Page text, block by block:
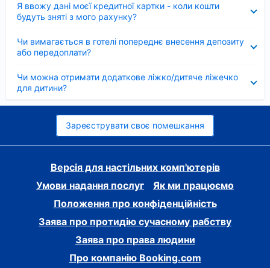
Я ввожу дані моєї кредитної картки - коли кошти
будуть зняті з мого рахунку?
Чи вимагається в готелі попереднє внесення депозиту
або передоплати?
Чи можна отримати додаткове ліжко/дитяче ліжечко
для дитини?
Зареєструвати своє помешкання
Версія для настільних комп'ютерів
Умови надання послуг
Як ми працюємо
Положення про конфіденційність
Заява про протидію сучасному рабству
Заява про права людини
Про компанію Booking.com